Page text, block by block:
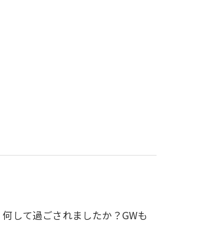
して過ごされましたか？GWも